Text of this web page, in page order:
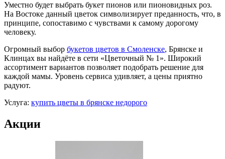
Уместно будет выбрать букет пионов или пионовидных роз.
На Востоке данный цветок символизирует преданность, что, в
принципе, сопоставимо с чувствами к самому дорогому
человеку.
Огромный выбор букетов цветов в Смоленске, Брянске и
Клинцах вы найдёте в сети «Цветочный № 1». Широкий
ассортимент вариантов позволяет подобрать решение для
каждой мамы. Уровень сервиса удивляет, а цены приятно
радуют.
Услуга: купить цветы в брянске недорого
Акции